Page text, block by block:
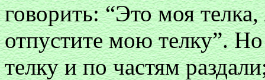
говорить: “Это моя телка,
отпустите мою телку”.
телку и по частям